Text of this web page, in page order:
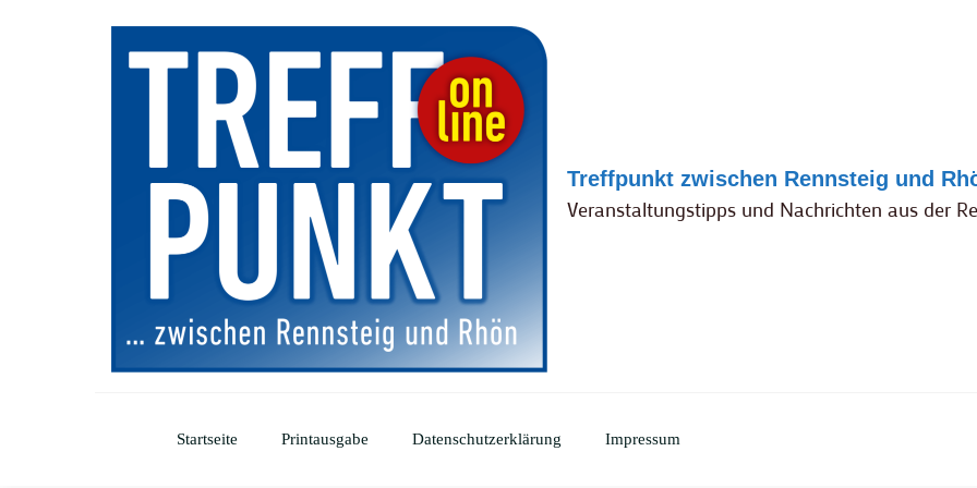
Treffpunkt zwischen Rennsteig und
Veranstaltungstipps und Nachrichten aus der
Startseite Printausgabe Datenschutzerklärung Impressum